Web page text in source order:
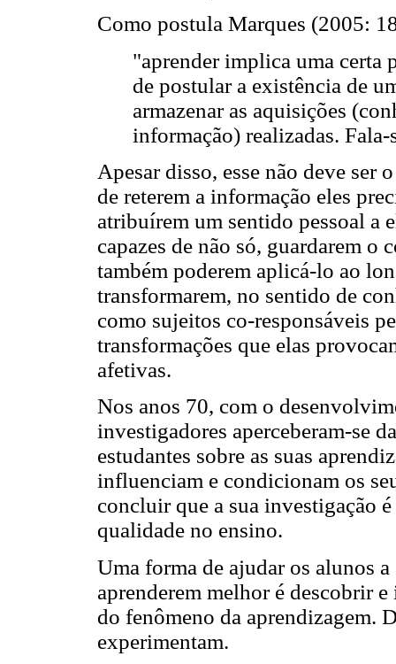
Como postula Marques (2005:
"aprender implica uma certa
de postular a existência de
armazenar as aquisições
informação) realizadas.
Apesar disso, esse não deve
de reterem a informação eles
atribuírem um sentido pessoal a
capazes de não só, guardarem
também poderem aplicá-lo ao
transformarem, no sentido de
como sujeitos co-responsáveis
transformações que elas
afetivas.
Nos anos 70, com o
investigadores aperceberam-se
estudantes sobre as suas
influenciam e condicionam os
concluir que a sua investigação
qualidade no ensino.
Uma forma de ajudar os alunos
aprenderem melhor é descobrir
do fenômeno da aprendizagem.
experimentam.